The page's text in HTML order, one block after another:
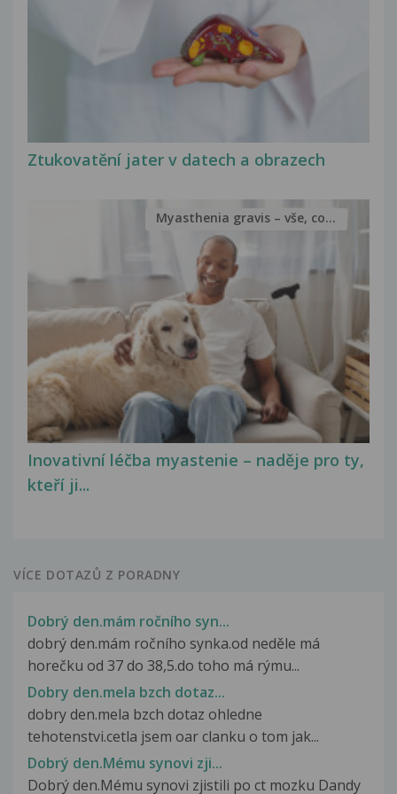
Ztukovatění jater v datech a obrazech
Inovativní léčba myastenie – naděje pro ty,
kteří ji...
Myasthenia gravis – vše, co...
VÍCE DOTAZŮ Z PORADNY
Dobrý den.mám ročního syn...
dobrý den.mám ročního synka.od neděle má
horečku od 37 do 38,5.do toho má rýmu...
Dobry den.mela bzch dotaz...
dobry den.mela bzch dotaz ohledne
tehotenstvi.cetla jsem oar clanku o tom jak...
Dobrý den.Mému synovi zji...
Dobrý den.Mému synovi zjistili po ct mozku Dandy